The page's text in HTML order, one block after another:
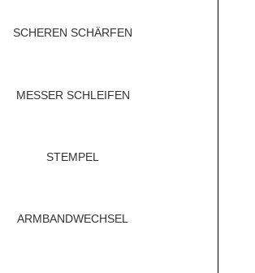
SCHEREN SCHÄRFEN
MESSER SCHLEIFEN
STEMPEL
ARMBANDWECHSEL